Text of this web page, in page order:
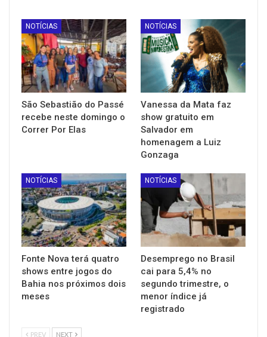
NOTÍCIAS
São Sebastião do Passé
recebe neste domingo o
Correr Por Elas
NOTÍCIAS
Vanessa da Mata faz
show gratuito em
Salvador em
homenagem a Luiz
Gonzaga
NOTÍCIAS
Fonte Nova terá quatro
shows entre jogos do
Bahia nos próximos dois
meses
NOTÍCIAS
Desemprego no Brasil
cai para 5,4% no
segundo trimestre, o
menor índice já
registrado
PREV NEXT